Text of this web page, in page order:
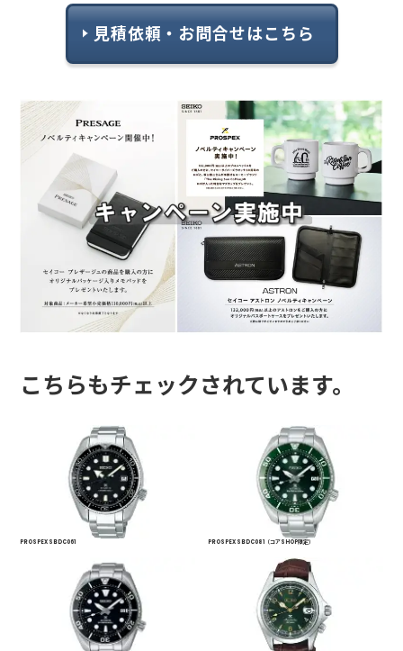
見積依頼・お問合せはこちら
こちらもチェックされています。
PROSPEX SBDC061 PROSPEX SBDC081（コアSHOP限定）